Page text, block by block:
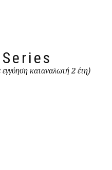
καταναλωτή 2 έτη)